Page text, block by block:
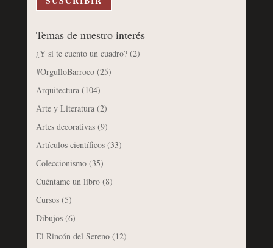
Temas de nuestro interés
¿Y si te cuento un cuadro?(2)
#OrgulloBarroco(25)
Arquitectura(104)
Arte y Literatura(2)
Artes decorativas(9)
Artículos científicos(33)
Coleccionismo(35)
Cuéntame un libro(8)
Cursos(5)
Dibujos(6)
El Rincón del Sereno(12)